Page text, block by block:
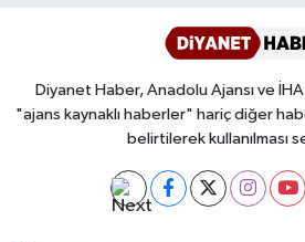
Diyanet Haber, Anadolu Ajansı ve
"ajans kaynaklı haberler" hariç diğer
belirtilerek kullanılması